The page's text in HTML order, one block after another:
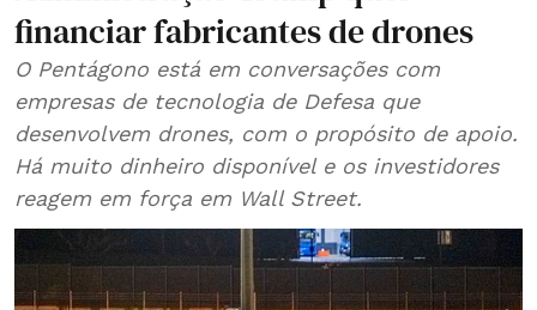
financiar fabricantes de drones
O Pentágono está em conversações com
empresas de tecnologia de Defesa que
desenvolvem drones, com o propósito de apoio.
Há muito dinheiro disponível e os investidores
reagem em força em Wall Street.